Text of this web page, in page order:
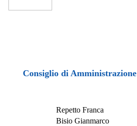
Consiglio di Amministrazione
Repetto Franca
Bisio Gianmarco